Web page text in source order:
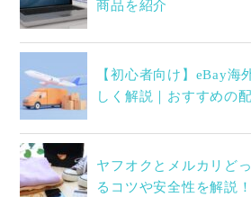
商品を紹介
【初心者向け】eBay海
しく解説｜おすすめの
ヤフオクとメルカリど
るコツや安全性を解説！